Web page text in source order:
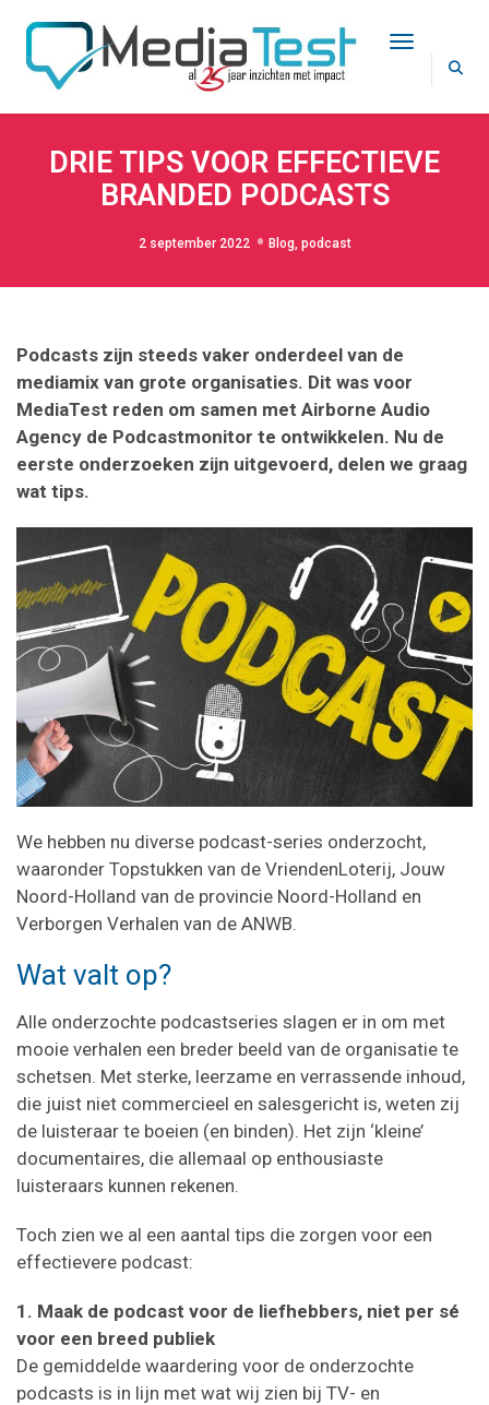
Toggle
DRIE TIPS VOOR EFFECTIEVE
BRANDED PODCASTS
2 september 2022 Blog, podcast
Podcasts zijn steeds vaker onderdeel van de
mediamix van grote organisaties. Dit was voor
MediaTest reden om samen met Airborne Audio
Agency de Podcastmonitor te ontwikkelen. Nu de
eerste onderzoeken zijn uitgevoerd, delen we graag
wat tips.
We hebben nu diverse podcast-series onderzocht,
waaronder Topstukken van de VriendenLoterij, Jouw
Noord-Holland van de provincie Noord-Holland en
Verborgen Verhalen van de ANWB.
Wat valt op?
Alle onderzochte podcastseries slagen er in om met
mooie verhalen een breder beeld van de organisatie te
schetsen. Met sterke, leerzame en verrassende inhoud,
die juist niet commercieel en salesgericht is, weten zij
de luisteraar te boeien (en binden). Het zijn ‘kleine’
documentaires, die allemaal op enthousiaste
luisteraars kunnen rekenen.
Toch zien we al een aantal tips die zorgen voor een
effectievere podcast:
1. Maak de podcast voor de liefhebbers, niet per sé
voor een breed publiek
De gemiddelde waardering voor de onderzochte
podcasts is in lijn met wat wij zien bij TV- en